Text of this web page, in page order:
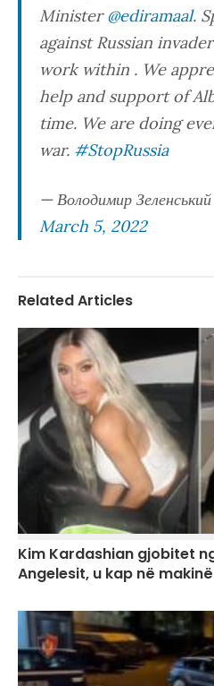
Minister@ediramaal.
against Russian
work within . We
help and support of
time. We are doing
war. #StopRussia
— Володимир
March 5, 2022
Related Articles
Kim Kardashian gjobitet
Angelesit, u kap në